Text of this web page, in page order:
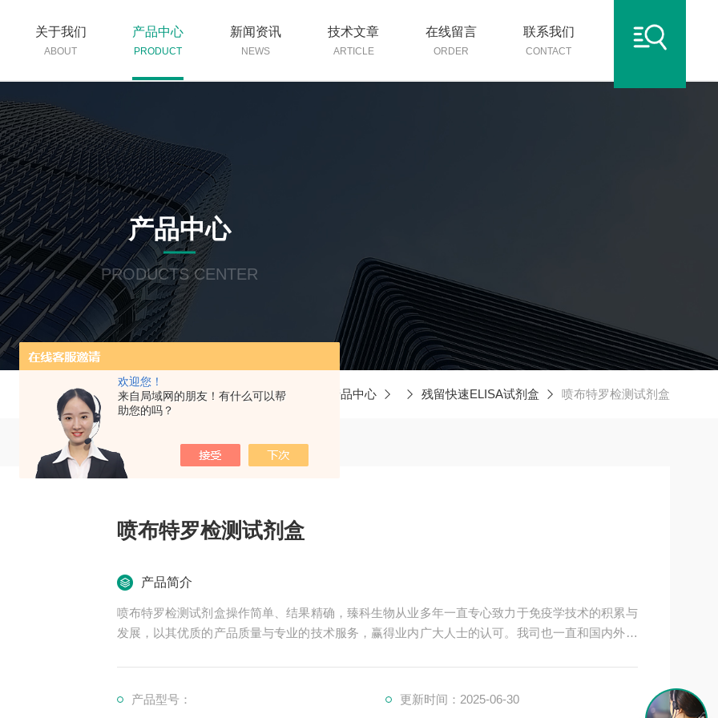
欢迎您！
来自局域网的朋友！有什么可以帮
助您的吗？
关于我们
ABOUT
产品中心
PRODUCT
新闻资讯
NEWS
技术文章
ARTICLE
在线留言
ORDER
联系我们
CONTACT
产品中心
PRODUCTS CENTER
当前位置：首页 产品中心 残留快速ELISA试剂盒 喷布特罗检测试剂盒
喷布特罗检测试剂盒
产品简介
喷布特罗检测试剂盒操作简单、结果精确，臻科生物从业多年一直专心致力于免疫学技术的积累与
发展，以其优质的产品质量与专业的技术服务，赢得业内广大人士的认可。我司也一直和国内外众
产品型号： 更新时间：2025-06-30